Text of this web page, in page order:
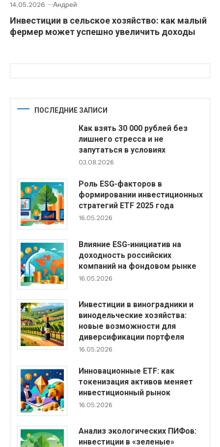
14.05.2026 Андрей
Инвестиции в сельское хозяйство: как малый
фермер может успешно увеличить доходы
ПОСЛЕДНИЕ ЗАПИСИ
Как взять 30 000 рублей без
лишнего стресса и не
запутаться в условиях
03.08.2026
Роль ESG-факторов в
формировании инвестиционных
стратегий ETF 2025 года
16.05.2026
Влияние ESG-инициатив на
доходность российских
компаний на фондовом рынке
16.05.2026
Инвестиции в виноградники и
винодельческие хозяйства:
новые возможности для
диверсификации портфеля
16.05.2026
Инновационные ETF: как
токенизация активов меняет
инвестиционный рынок
16.05.2026
Анализ экологических ПИФов:
инвестиции в «зеленые»